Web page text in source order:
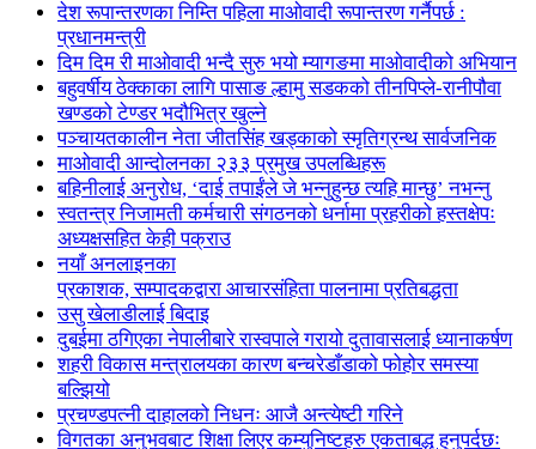
देश रूपान्तरणका निम्ति पहिला माओवादी रूपान्तरण गर्नैपर्छ :
प्रधानमन्त्री
दिम दिम री माओवादी भन्दै सुरु भयो म्यागङमा माओवादीको अभियान
बहुवर्षीय ठेक्काका लागि पासाङ ल्हामु सडकको तीनपिप्ले-रानीपौवा
खण्डको टेण्डर भदौभित्र खुल्ने
पञ्चायतकालीन नेता जीतसिंह खड्काको स्मृतिग्रन्थ सार्वजनिक
माओवादी आन्दोलनका २३३ प्रमुख उपलब्धिहरू
बहिनीलाई अनुरोध, ‘दाई तपाईंले जे भन्नुहुन्छ त्यहि मान्छु’ नभन्नु
स्वतन्त्र निजामती कर्मचारी संगठनको धर्नामा प्रहरीको हस्तक्षेपः
अध्यक्षसहित केही पक्राउ
नयाँ अनलाइनका
प्रकाशक, सम्पादकद्वारा आचारसंहिता पालनामा प्रतिबद्धता
उसु खेलाडीलाई बिदाइ
दुबईमा ठगिएका नेपालीबारे रास्वपाले गरायो दुतावासलाई ध्यानाकर्षण
शहरी विकास मन्त्रालयका कारण बन्चरेडाँडाको फोहोर समस्या
बल्झियो
प्रचण्डपत्नी दाहालको निधनः आजै अन्त्येष्टी गरिने
विगतका अनुभवबाट शिक्षा लिएर कम्युनिष्टहरु एकताबद्ध हुनुपर्दछः